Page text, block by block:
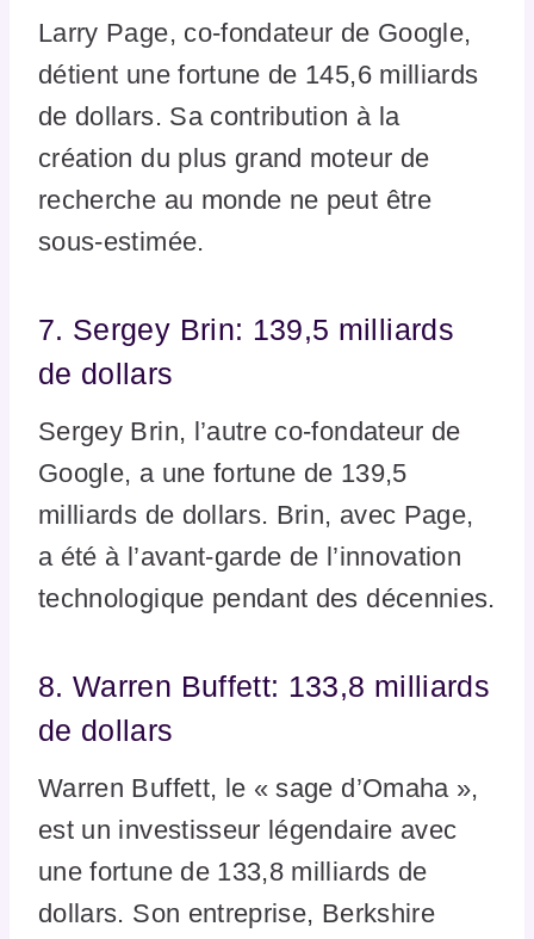
Larry Page, co-fondateur de Google,
détient une fortune de 145,6 milliards
de dollars. Sa contribution à la
création du plus grand moteur de
recherche au monde ne peut être
sous-estimée.
7. Sergey Brin: 139,5 milliards
de dollars
Sergey Brin, l’autre co-fondateur de
Google, a une fortune de 139,5
milliards de dollars. Brin, avec Page,
a été à l’avant-garde de l’innovation
technologique pendant des décennies.
8. Warren Buffett: 133,8 milliards
de dollars
Warren Buffett, le « sage d’Omaha »,
est un investisseur légendaire avec
une fortune de 133,8 milliards de
dollars. Son entreprise, Berkshire